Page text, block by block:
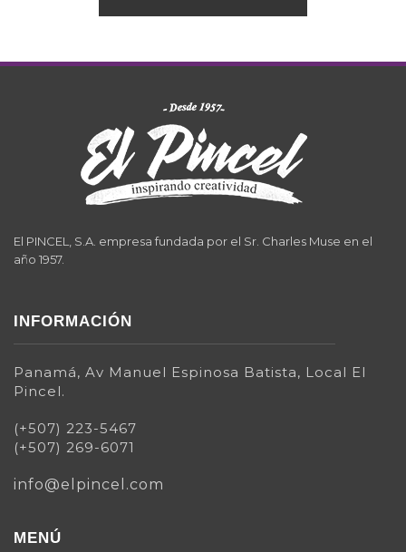
El PINCEL, S.A. empresa fundada por el Sr. Charles Muse en el
año 1957.
INFORMACIÓN
Panamá, Av Manuel Espinosa Batista, Local El
Pincel.
(+507) 223-5467
(+507) 269-6071
info@elpincel.com
MENÚ